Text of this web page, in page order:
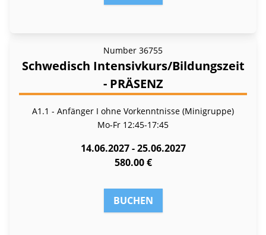
Number 36755
Schwedisch Intensivkurs/Bildungszeit
- PRÄSENZ
A1.1 - Anfänger I ohne Vorkenntnisse (Minigruppe)
Mo-Fr 12:45-17:45
14.06.2027 - 25.06.2027
580.00 €
BUCHEN